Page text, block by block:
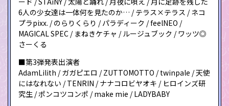
6人の少女達は一体何を見たのか… / テラス×テラス / ネコ
プラpixx. / のらりくらり / パラディーク / feelNEO /
MAGICAL SPEC / まねきケチャ / ルージュブック / ワッツ◎
さーくる
■第3弾発表出演者
AdamLilith / ガガピエロ / ZUTTOMOTTO / twinpale / 天使
にはなれない / TENRIN / ナナコロビヤオキ / ヒロインズ研
究生 / ポンコツコンポ / make mie / LADYBABY